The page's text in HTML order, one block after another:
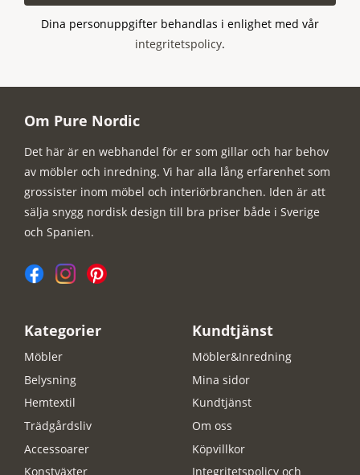
Dina personuppgifter behandlas i enlighet med vår
integritetspolicy.
Om Pure Nordic
Det här är en webhandel för er som gillar och har behov
av möbler och inredning. Vi har alla lång erfarenhet som
grossister inom möbel och interiörbranchen. Iden är att
sälja snygg nordisk design till bra priser både i Sverige
och Spanien.
Kategorier
Möbler
Belysning
Hemtextil
Trädgårdsliv
Accessoarer
Konstväxter
Kundtjänst
Möbler&Inredning
Mina sidor
Kundtjänst
Om oss
Köpvillkor
Integritetspolicy och